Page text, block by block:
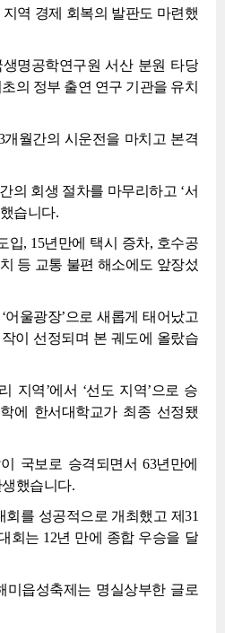
역 경제 회복의 발판도 마련했
명공학연구원 서산 분원 타당
의 정부 출연 연구 기관을 유치
월간의 시운전을 마치고 본격
의 회생 절차를 마무리하고 ‘서
습니다.
입, 15년만에 택시 증차, 호수공
등 교통 불편 해소에도 앞장섰
울광장’으로 새롭게 태어났고
이 선정되며 본 궤도에 올랐습
지역’에서 ‘선도 지역’으로 승
에 한서대학교가 최종 선정됐
국보로 승격되면서 63년만에
했습니다.
를 성공적으로 개최했고 제31
회는 12년 만에 종합 우승을 달
미읍성축제는 명실상부한 글로